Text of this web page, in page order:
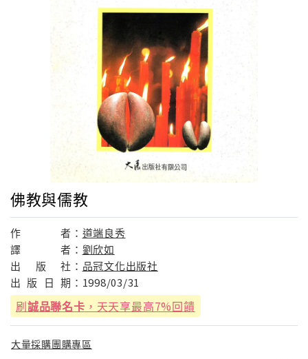
佛教與儒教
作 者： 道端良秀
譯
者： 劉欣如
出
版 社： 品冠文化出版社
出 版 日 期： 1998/03/31
刷誠品聯名卡 ，天天享最高7%回饋
大量採購團購專區